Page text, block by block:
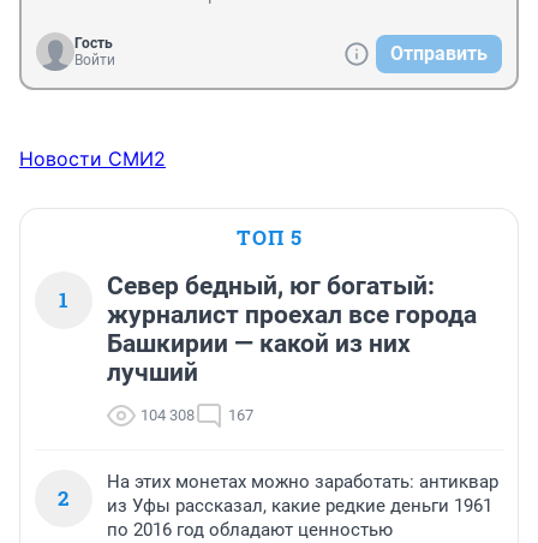
Гость
Войти
Отправить
Новости СМИ2
ТОП 5
1
Север бедный, юг богатый:
журналист проехал все города
Башкирии — какой из них
лучший
104 308 167
2
На этих монетах можно заработать: антиквар
из Уфы рассказал, какие редкие деньги 1961
по 2016 год обладают ценностью